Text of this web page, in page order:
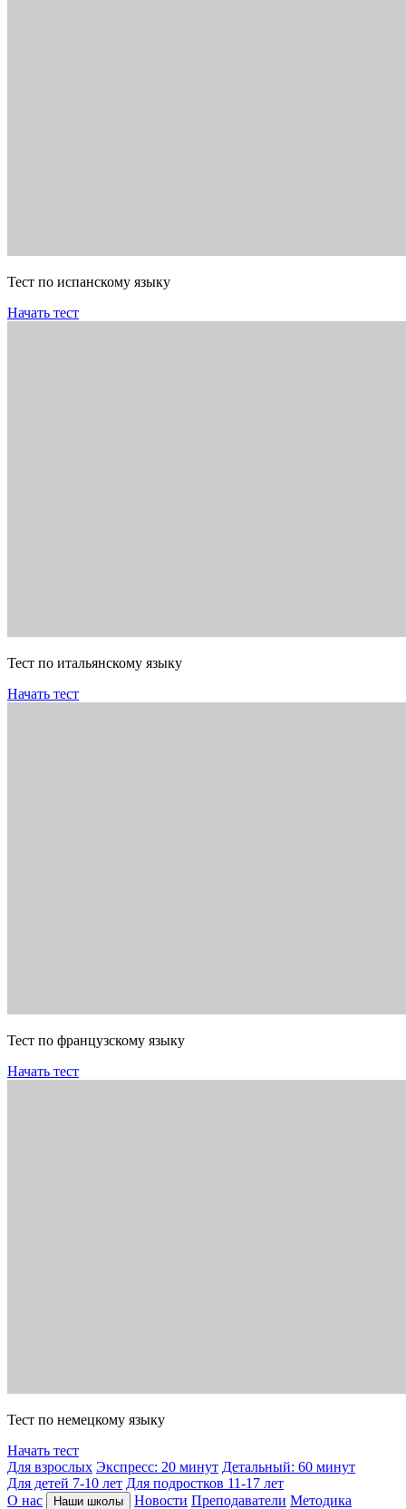
Тест по испанскому языку
Начать тест
Тест по итальянскому языку
Начать тест
Тест по французскому языку
Начать тест
Тест по немецкому языку
Начать тест
Для взрослых Экспресс: 20 минут Детальный: 60 минут
Для детей 7-10 лет Для подростков 11-17 лет
О нас
Наши школы Новости Преподаватели Методика